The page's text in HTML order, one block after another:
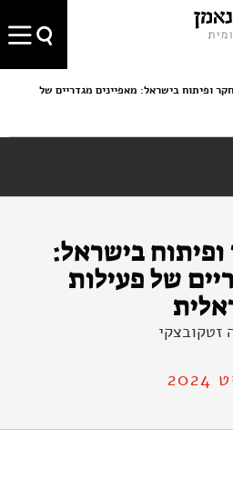
ופיתוח בישראל: מאפיינים מגדריים של
בישראל:
של פעילות
זטקובצקי